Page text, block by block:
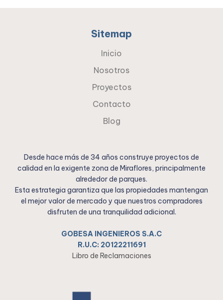
Sitemap
Inicio
Nosotros
Proyectos
Contacto
Blog
Desde hace más de 34 años construye proyectos de
calidad en la exigente zona de Miraflores, principalmente
alrededor de parques.
Esta estrategia garantiza que las propiedades mantengan
el mejor valor de mercado y que nuestros compradores
disfruten de una tranquilidad adicional.
GOBESA INGENIEROS S.A.C
R.U.C: 20122211691
Libro de Reclamaciones